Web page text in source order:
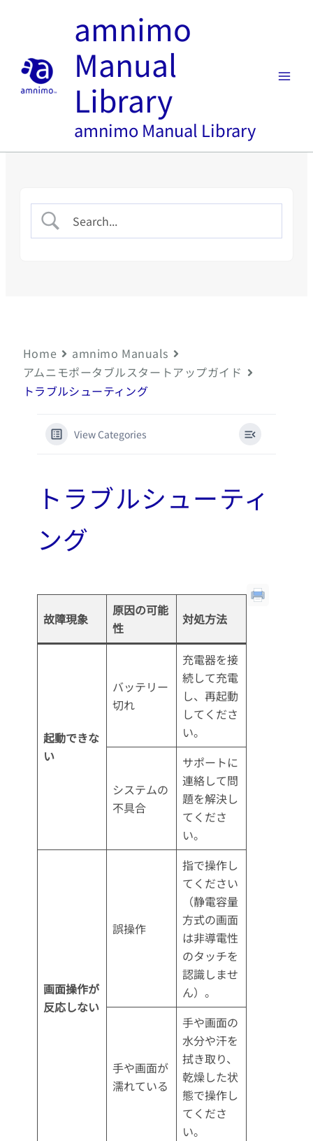
amnimo
Manual
Library
amnimo Manual Library
Home
amnimo Manuals
アムニモポータブルスタートアップガイド
トラブルシューティング
View Categories
トラブルシューティ
ング
故障現象
原因の可能
性
対処方法
起動できな
い
バッテリー
切れ
充電器を接
続して充電
し、再起動
してくださ
い。
システムの
不具合
サポートに
連絡して問
題を解決し
てくださ
い。
画面操作が
反応しない
誤操作
指で操作し
てください
（静電容量
方式の画面
は非導電性
のタッチを
認識しませ
ん）。
手や画面が
濡れている
手や画面の
水分や汗を
拭き取り、
乾燥した状
態で操作し
てくださ
い。